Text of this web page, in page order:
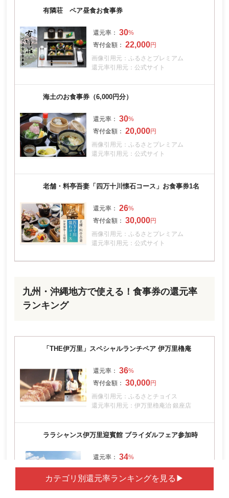
有隣荘 ペア昼食お食事券
30
22,000
画像引用元：ふるさとプレミアム
還元率引用元：公式サイト
海土のお食事券（6,000円分）
30
20,000
画像引用元：ふるさとプレミアム
還元率引用元：公式サイト
老舗・料亭吾妻「四万十川懐石コース」お食事券1名
26
30,000
画像引用元：ふるさとプレミアム
還元率引用元：公式サイト
九州・沖縄地方で使える！食事券の還元率
ランキング
「THE伊万里」スペシャルランチペア 伊万里櫓庵
36
30,000
画像引用元：ふるさとチョイス
還元率引用元：伊万里櫓庵治 銀座店
ララシャンス伊万里迎賓館 ブライダルフェア参加時
34
35,000
画像引用元：ANAのふるさと納税
還元率引用元：公式サイト